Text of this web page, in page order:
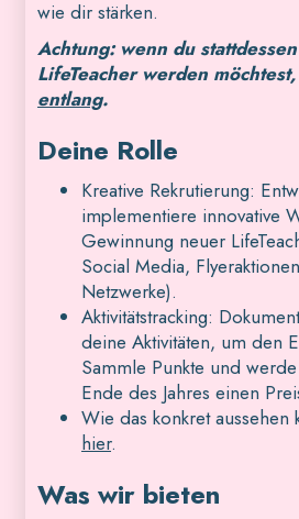
wie dir stärken.
Achtung: wenn du
LifeTeacher werden
entlang.
Deine Rolle
Kreative Rekrutierung:
implementiere innovative
Gewinnung neuer
Social Media,
Netzwerke).
Aktivitätstracking:
deine Aktivitäten, um den
Sammle Punkte und
Ende des Jahres einen
Wie das konkret aussehen
hier.
Was wir bieten